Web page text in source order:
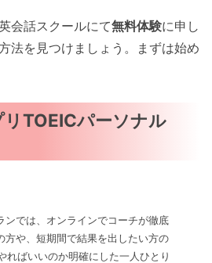
会話スクールにて無料体験に申し
法を見つけましょう。まずは始め
TOEICパーソナル
ンでは、オンラインでコーチが徹底
方や、短期間で結果を出したい方の
ればいいのか明確にした一人ひとり